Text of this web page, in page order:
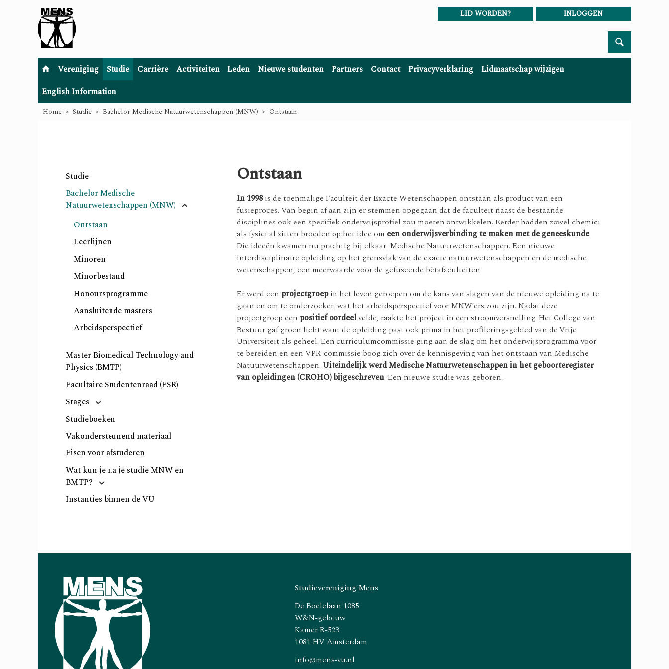
LID WORDEN? INLOGGEN
Vereniging Studie Carrière Activiteiten Leden Nieuwe studenten Partners Contact Privacyverklaring
Lidmaatschap wijzigen
English Information
Home Studie Bachelor Medische Natuurwetenschappen (MNW) Ontstaan
Studie
Bachelor Medische
Natuurwetenschappen (MNW)
Ontstaan
Leerlijnen
Minoren
Minorbestand
Honoursprogramme
Aansluitende masters
Arbeidsperspectief
Master Biomedical Technology and
Physics (BMTP)
Facultaire Studentenraad (FSR)
Stages
Studieboeken
Vakondersteunend materiaal
Eisen voor afstuderen
Wat kun je na je studie MNW en
BMTP?
Instanties binnen de VU
Ontstaan
In 1998is de toenmalige Faculteit der Exacte Wetenschappen ontstaan als product van een
fusieproces. Van begin af aan zijn er stemmen opgegaan dat de faculteit naast de bestaande
disciplines ook een specifiek onderwijsprofiel zou moeten ontwikkelen. Eerder hadden zowel chemici
als fysici al zitten broeden op het idee om een onderwijsverbinding te maken met de geneeskunde.
Die ideeën kwamen nu prachtig bij elkaar: Medische Natuurwetenschappen. Een nieuwe
interdisciplinaire opleiding op het grensvlak van de exacte natuurwetenschappen en de medische
wetenschappen, een meerwaarde voor de gefuseerde bètafaculteiten.
Er werd een projectgroepin het leven geroepen om de kans van slagen van de nieuwe opleiding na te
gaan en om te onderzoeken wat het arbeidsperspectief voor MNW’ers zou zijn. Nadat deze
projectgroep een positief oordeelvelde, raakte het project in een stroomversnelling. Het College van
Bestuur gaf groen licht want de opleiding past ook prima in het profileringsgebied van de Vrije
Universiteit als geheel. Een curriculumcommissie ging aan de slag om het onderwijsprogramma voor
te bereiden en een VPR-commissie boog zich over de kennisgeving van het ontstaan van Medische
Natuurwetenschappen. Uiteindelijk werd Medische Natuurwetenschappen in het geboorteregister
van opleidingen (CROHO) bijgeschreven. Een nieuwe studie was geboren.
Studievereniging Mens
De Boelelaan 1085
W&N-gebouw
Kamer R-523
1081 HV Amsterdam
info@mens-vu.nl